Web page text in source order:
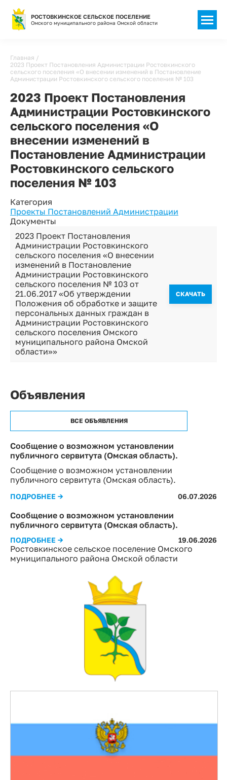
РОСТОВКИНСКОЕ СЕЛЬСКОЕ ПОСЕЛЕНИЕ
Омского муниципального района Омской области
Ростовкинское сельское поселение Омского
муниципального района Омской области
Строка
навигации
Главная
2023 Проект Постановления Администрации Ростовкинского
сельского поселения «О внесении изменений в Постановление
Администрации Ростовкинского сельского поселения № 103
2023 Проект Постановления
Администрации Ростовкинского
сельского поселения «О
внесении изменений в
Постановление Администрации
Ростовкинского сельского
поселения № 103
Категория
Проекты Постановлений Администрации
Документы
2023 Проект Постановления
Администрации Ростовкинского
сельского поселения «О внесении
изменений в Постановление
Администрации Ростовкинского
сельского поселения № 103 от
21.06.2017 «Об утверждении
Положения об обработке и защите
персональных данных граждан в
Администрации Ростовкинского
сельского поселения Омского
муниципального района Омской
области»»
CКАЧАТЬ
Объявления
ВСЕ ОБЪЯВЛЕНИЯ
Сообщение о возможном установлении
публичного сервитута (Омская область).
Сообщение о возможном установлении
публичного сервитута (Омская область).
ПОДРОБНЕЕ → 06.07.2026
Сообщение о возможном установлении
публичного сервитута (Омская область).
ПОДРОБНЕЕ → 19.06.2026